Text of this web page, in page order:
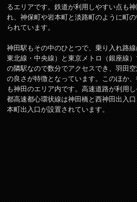
るエリアです。鉄道が利用しやすい点も
れ、神保町や岩本町と淡路町のように町
られています。
神田駅もその中のひとつで、乗り入れ路
東北線・中央線）と東京メトロ（銀座線
の隣駅なので数分でアクセスでき、羽田
の良さが特徴となっています。このほか
も神田のエリア内です。高速道路が利用
都高速都心環状線は神田橋と西神田出入
本町出入口が設置されています。